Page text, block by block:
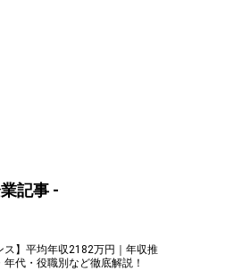
記事 -
ス】平均年収2182万円｜年収推
年代・役職別など徹底解説！